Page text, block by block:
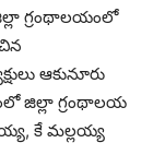
గ్రంథాలయంలో
ఆకునూరు
జిల్లా గ్రంథాలయ
కే మల్లయ్య